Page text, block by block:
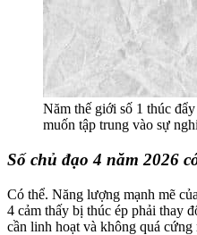
Năm thế giới số 1 thúc
muốn tập trung vào sự
Số chủ đạo 4 năm 2026
Có thể. Năng lượng mạnh mẽ
4 cảm thấy bị thúc ép phải thay
cần linh hoạt và không quá cứng